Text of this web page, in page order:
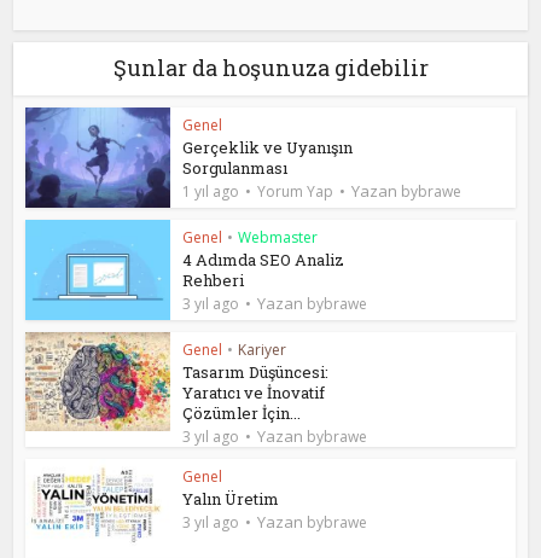
Şunlar da hoşunuza gidebilir
Genel
Gerçeklik ve Uyanışın
Sorgulanması
1 yıl ago Yorum Yap Yazan bybrawe
Genel • Webmaster
4 Adımda SEO Analiz
Rehberi
3 yıl ago Yazan bybrawe
Genel • Kariyer
Tasarım Düşüncesi:
Yaratıcı ve İnovatif
Çözümler İçin...
3 yıl ago Yazan bybrawe
Genel
Yalın Üretim
3 yıl ago Yazan bybrawe